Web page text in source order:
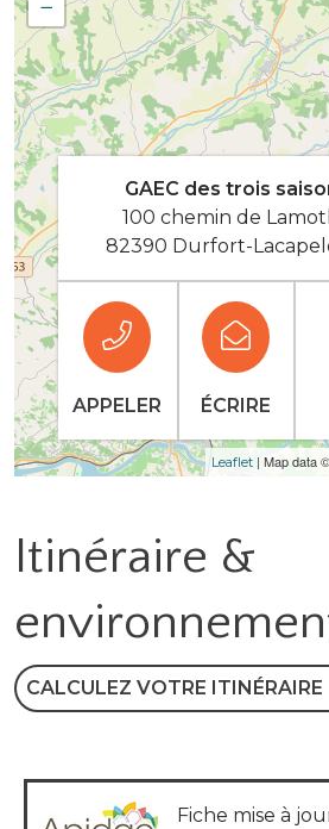
−
Leaflet | Map data ©
GAEC des trois
100 chemin de
82390 Durfort-
APPELER ÉCRIRE
Itinéraire &
CALCULEZ VOTRE ITINÉRAIRE
Fiche mise à